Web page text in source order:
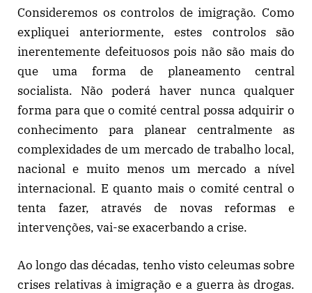
Consideremos os controlos de imigração. Como
expliquei anteriormente, estes controlos são
inerentemente defeituosos pois não são mais do
que uma forma de planeamento central
socialista. Não poderá haver nunca qualquer
forma para que o comité central possa adquirir o
conhecimento para planear centralmente as
complexidades de um mercado de trabalho local,
nacional e muito menos um mercado a nível
internacional. E quanto mais o comité central o
tenta fazer, através de novas reformas e
intervenções, vai-se exacerbando a crise.
Ao longo das décadas, tenho visto celeumas sobre
crises relativas à imigração e a guerra às drogas.